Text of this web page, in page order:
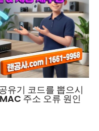
유기 코드를 뽑으시
주소 오류 원인